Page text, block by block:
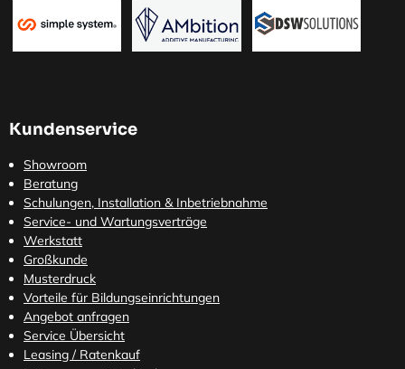
Kundenservice
Showroom
Beratung
Schulungen, Installation & Inbetriebnahme
Service- und Wartungsverträge
Werkstatt
Großkunde
Musterdruck
Vorteile für Bildungseinrichtungen
Angebot anfragen
Service Übersicht
Leasing / Ratenkauf